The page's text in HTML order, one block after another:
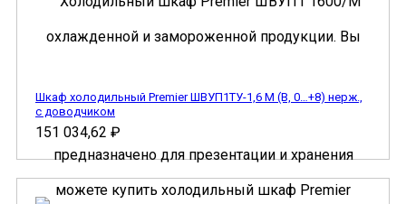
Шкаф холодильный Premier ШВУП1ТУ-1,6 М (В, 0…+8) нерж.,
с доводчиком
151 034,62 ₽